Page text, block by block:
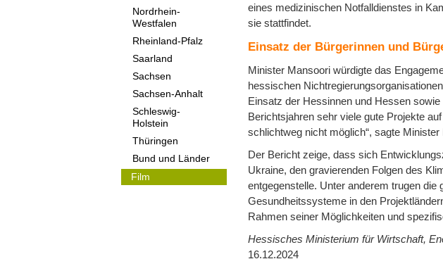
Nordrhein-
Westfalen
Rheinland-Pfalz
Saarland
Sachsen
Sachsen-Anhalt
Schleswig-
Holstein
Thüringen
Bund und Länder
Film
eines medizinischen Notfalldienstes in
sie stattfindet.
Einsatz der Bürgerinnen und
Minister Mansoori würdigte das
hessischen
Einsatz der Hessinnen und Hessen
Berichtsjahren sehr viele gute Projekte
schlichtweg nicht möglich“, sagte
Der Bericht zeige, dass sich
Ukraine, den gravierenden Folgen des
entgegenstelle. Unter anderem trugen
Gesundheitssysteme in den
Rahmen seiner Möglichkeiten und
Hessisches Ministerium für Wirtschaft,
16.12.2024